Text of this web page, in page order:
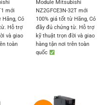
1.997.850 ₫.
mới
Hãng, Có
Hỗ trợ
và giao
toàn
3.574.800 ₫.3.144.500
Module Mitsubishi
NZ2GFCE3N-32T mới
100% giá tốt từ Hãng, Có
đầy đủ chứng từ. Hỗ trợ
kỹ thuật trọn đời và giao
hàng tận nơi trên toàn
quốc